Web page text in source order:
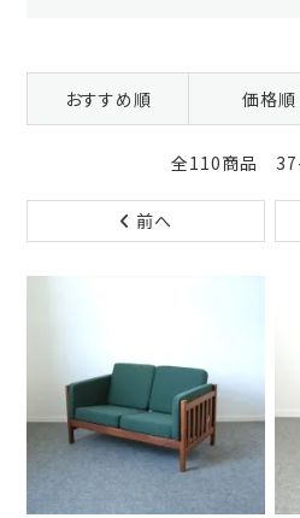
おすすめ順 価格順
全110商品
前へ